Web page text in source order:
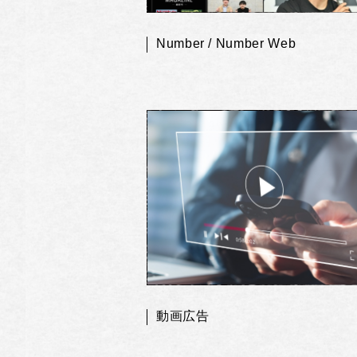
Number / Number Web
動画広告